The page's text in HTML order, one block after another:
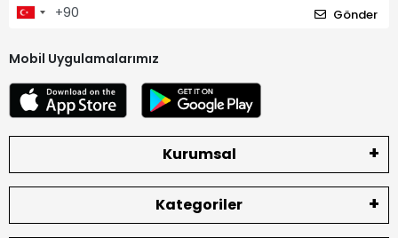
Gönder
Mobil Uygulamalarımız
Kurumsal
Kategoriler